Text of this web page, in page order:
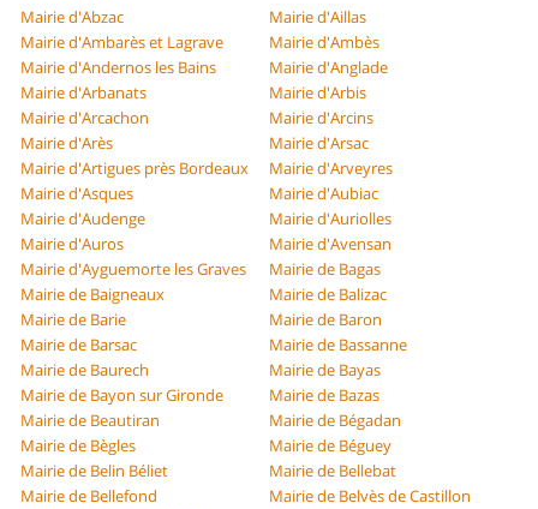
Mairie d'Abzac
Mairie d'Aillas
Mairie d'Ambarès et Lagrave
Mairie d'Ambès
Mairie d'Andernos les Bains
Mairie d'Anglade
Mairie d'Arbanats
Mairie d'Arbis
Mairie d'Arcachon
Mairie d'Arcins
Mairie d'Arès
Mairie d'Arsac
Mairie d'Artigues près Bordeaux
Mairie d'Arveyres
Mairie d'Asques
Mairie d'Aubiac
Mairie d'Audenge
Mairie d'Auriolles
Mairie d'Auros
Mairie d'Avensan
Mairie d'Ayguemorte les Graves
Mairie de Bagas
Mairie de Baigneaux
Mairie de Balizac
Mairie de Barie
Mairie de Baron
Mairie de Barsac
Mairie de Bassanne
Mairie de Baurech
Mairie de Bayas
Mairie de Bayon sur Gironde
Mairie de Bazas
Mairie de Beautiran
Mairie de Bégadan
Mairie de Bègles
Mairie de Béguey
Mairie de Belin Béliet
Mairie de Bellebat
Mairie de Bellefond
Mairie de Belvès de Castillon